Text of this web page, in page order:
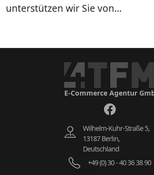
unterstützen wir Sie von…
E-Commerce Agentur
Wilhelm-Kuhr-Straße 5,
13187 Berlin,
Deutschland
+49 (0) 30 - 40 36 38 90